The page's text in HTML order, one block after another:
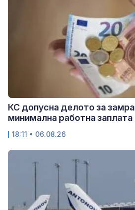
КС допусна делото за
минимална работна заплата
18:11 • 06.08.26